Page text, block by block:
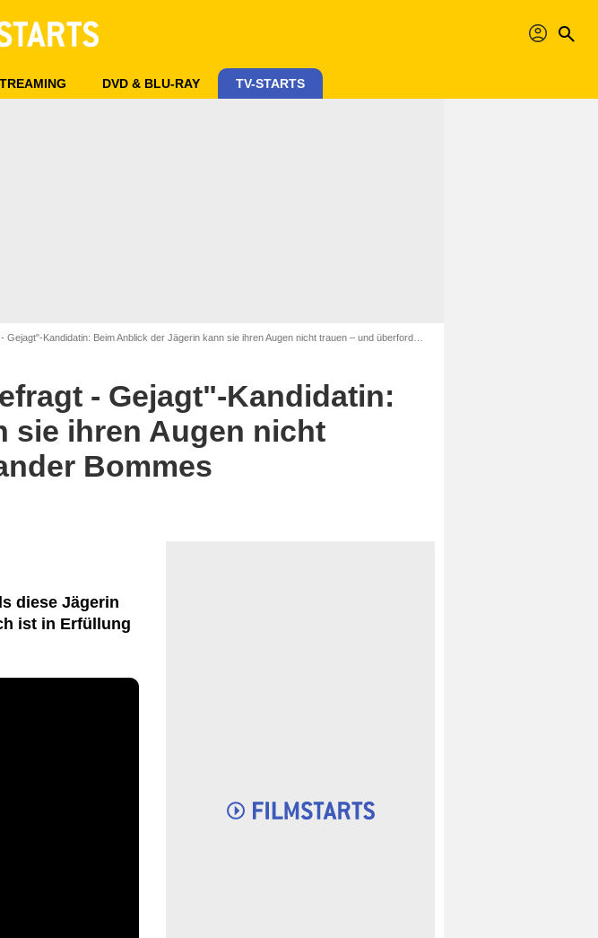
profil search
DVD & BLU-RAY TV-STARTS
Kandidatin: Beim Anblick der Jägerin kann sie ihren Augen nicht trauen – und überfordert Alexander Bommes
- Gejagt"-Kandidatin:
sie ihren Augen nicht
Bommes
Artikel
diese Jägerin
ist in Erfüllung